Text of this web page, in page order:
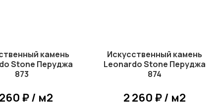
камень
Stone Перуджа
873
₽ / м2
Искусственный камень
Leonardo Stone Перуджа
874
2 260 ₽ / м2